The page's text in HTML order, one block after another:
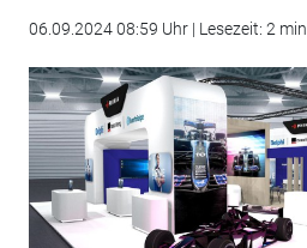
06.09.2024 08:59 Uhr | Lesezeit: 2 min